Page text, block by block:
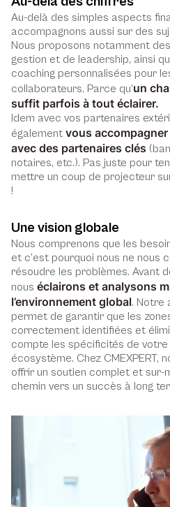
Au-delà des simples aspects
accompagnons aussi sur des
Nous proposons notamment
gestion et de leadership, ainsi
coaching personnalisées pour
collaborateurs. Parce qu’un
suffit parfois à tout éclairer.
Idem avec vos partenaires
également vous
avec des partenaires clés
notaires, etc.). Pas juste pour
mettre un coup de projecteur
!
Une vision globale
Nous comprenons que les
et c’est pourquoi nous ne nous
résoudre les problèmes. Avant
nous éclairons et analysons
l’environnement global. Notre
permet de garantir que les
correctement identifiées et
compte les spécificités de
écosystème. Chez CMEXPERT,
offrir un soutien complet et
chemin vers un succès à long